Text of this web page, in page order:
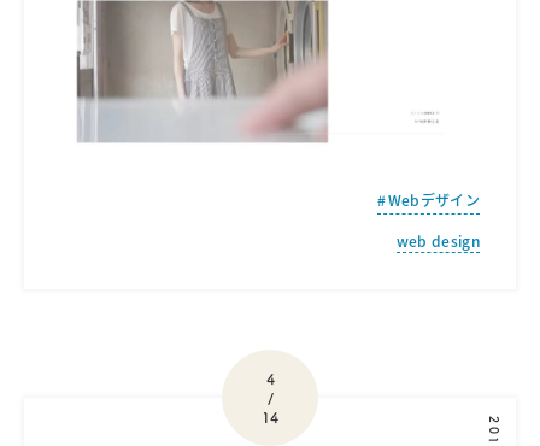
Webデザイン
web design
4
/
14
2019